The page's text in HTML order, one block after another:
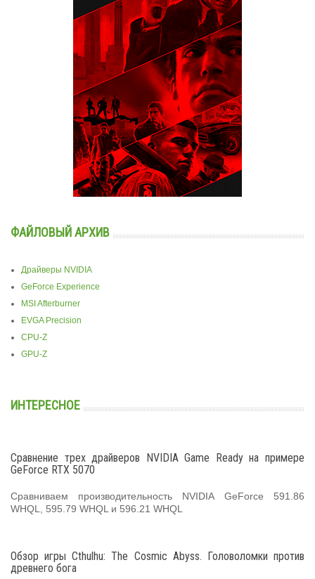
ФАЙЛОВЫЙ АРХИВ
Драйверы NVIDIA
GeForce Experience
MSI Afterburner
EVGA Precision
CPU-Z
GPU-Z
ИНТЕРЕСНОЕ
Сравнение трех драйверов NVIDIA Game Ready на примере
GeForce RTX 5070
Сравниваем производительность NVIDIA GeForce 591.86
WHQL, 595.79 WHQL и 596.21 WHQL
Обзор игры Cthulhu: The Cosmic Abyss. Головоломки против
древнего бога